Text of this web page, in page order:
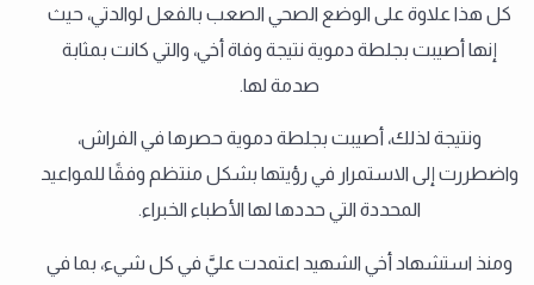
كل هذا علاوة على الوضع الصحي الصعب بالفعل لوالدتي، حيث
إنها أصيبت بجلطة دموية نتيجة وفاة أخي، والتي كانت بمثابة
صدمة لها.
ونتيجة لذلك، أصيبت بجلطة دموية حصرها في الفراش،
واضطررت إلى الاستمرار في رؤيتها بشكل منتظم وفقًا للمواعيد
المحددة التي حددها لها الأطباء الخبراء.
ومنذ استشهاد أخي الشهيد اعتمدت عليَّ في كل شيء، بما في